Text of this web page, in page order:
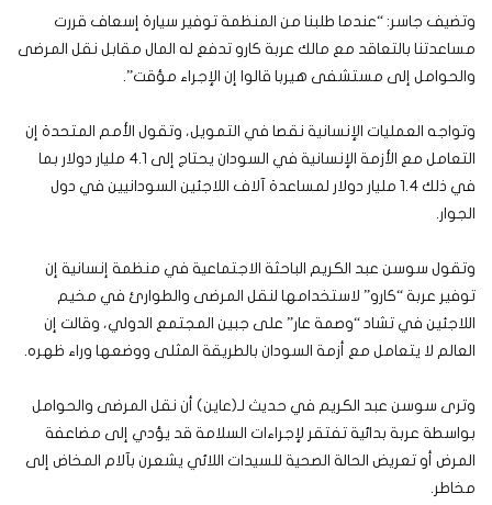
وتضيف جاسر: “عندما طلبنا من المنظمة توفير سيارة إسعاف قررت
مساعدتنا بالتعاقد مع مالك عربة كارو تدفع له المال مقابل نقل المرضى
والحوامل إلى مستشفى هيربا قالوا إن الإجراء مؤقت”.
وتواجه العمليات الإنسانية نقصا في التمويل، وتقول الأمم المتحدة إن
التعامل مع الأزمة الإنسانية في السودان يحتاج إلى 4.1 مليار دولار بما
في ذلك 1.4 مليار دولار لمساعدة آلاف اللاجئين السودانيين في دول
الجوار.
وتقول سوسن عبد الكريم الباحثة الاجتماعية في منظمة إنسانية إن
توفير عربة “كارو” لاستخدامها لنقل المرضى والطوارئ في مخيم
اللاجئين في تشاد “وصمة عار” على جبين المجتمع الدولي، وقالت إن
العالم لا يتعامل مع أزمة السودان بالطريقة المثلى ووضعها وراء ظهره.
وترى سوسن عبد الكريم في حديث لـ(عاين) أن نقل المرضى والحوامل
بواسطة عربة بدائية تفتقر لإجراءات السلامة قد يؤدي إلى مضاعفة
المرض أو تعريض الحالة الصحية للسيدات اللائي يشعرن بآلام المخاض إلى
مخاطر.